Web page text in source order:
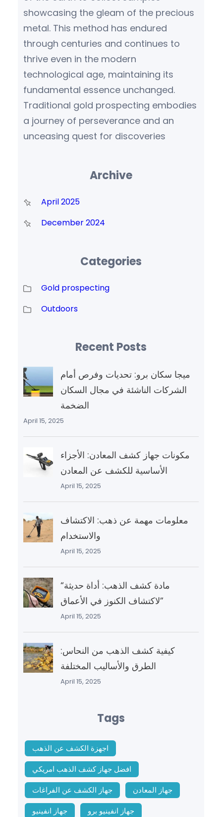
showcasing the gleam of the precious
metal. This method has endured
through centuries and continues to
thrive even in the modern
technological age, maintaining its
fundamental essence unchanged.
Traditional gold prospecting embodies
a journey of perseverance and an
unceasing quest for discoveries
Archive
April 2025
December 2024
Categories
Gold prospecting
Outdoors
Recent Posts
ميجا سكان برو: تحديات وفرص أمام
الشركات الناشئة في مجال السكان
الضخمة
April 15, 2025
مكونات جهاز كشف المعادن: الأجزاء
الأساسية للكشف عن المعادن
April 15, 2025
معلومات مهمة عن ذهب: الاكتشاف
والاستخدام
April 15, 2025
“مادة كشف الذهب: أداة حديثة
لاكتشاف الكنوز في الأعماق”
April 15, 2025
كيفية كشف الذهب من النحاس:
الطرق والأساليب المختلفة
April 15, 2025
Tags
اجهزة الكشف عن الذهب
افضل جهاز كشف الذهب امريكي
جهاز الكشف عن الفراغات
جهاز المعادن
جهاز انفينيو
جهاز انفينيو برو